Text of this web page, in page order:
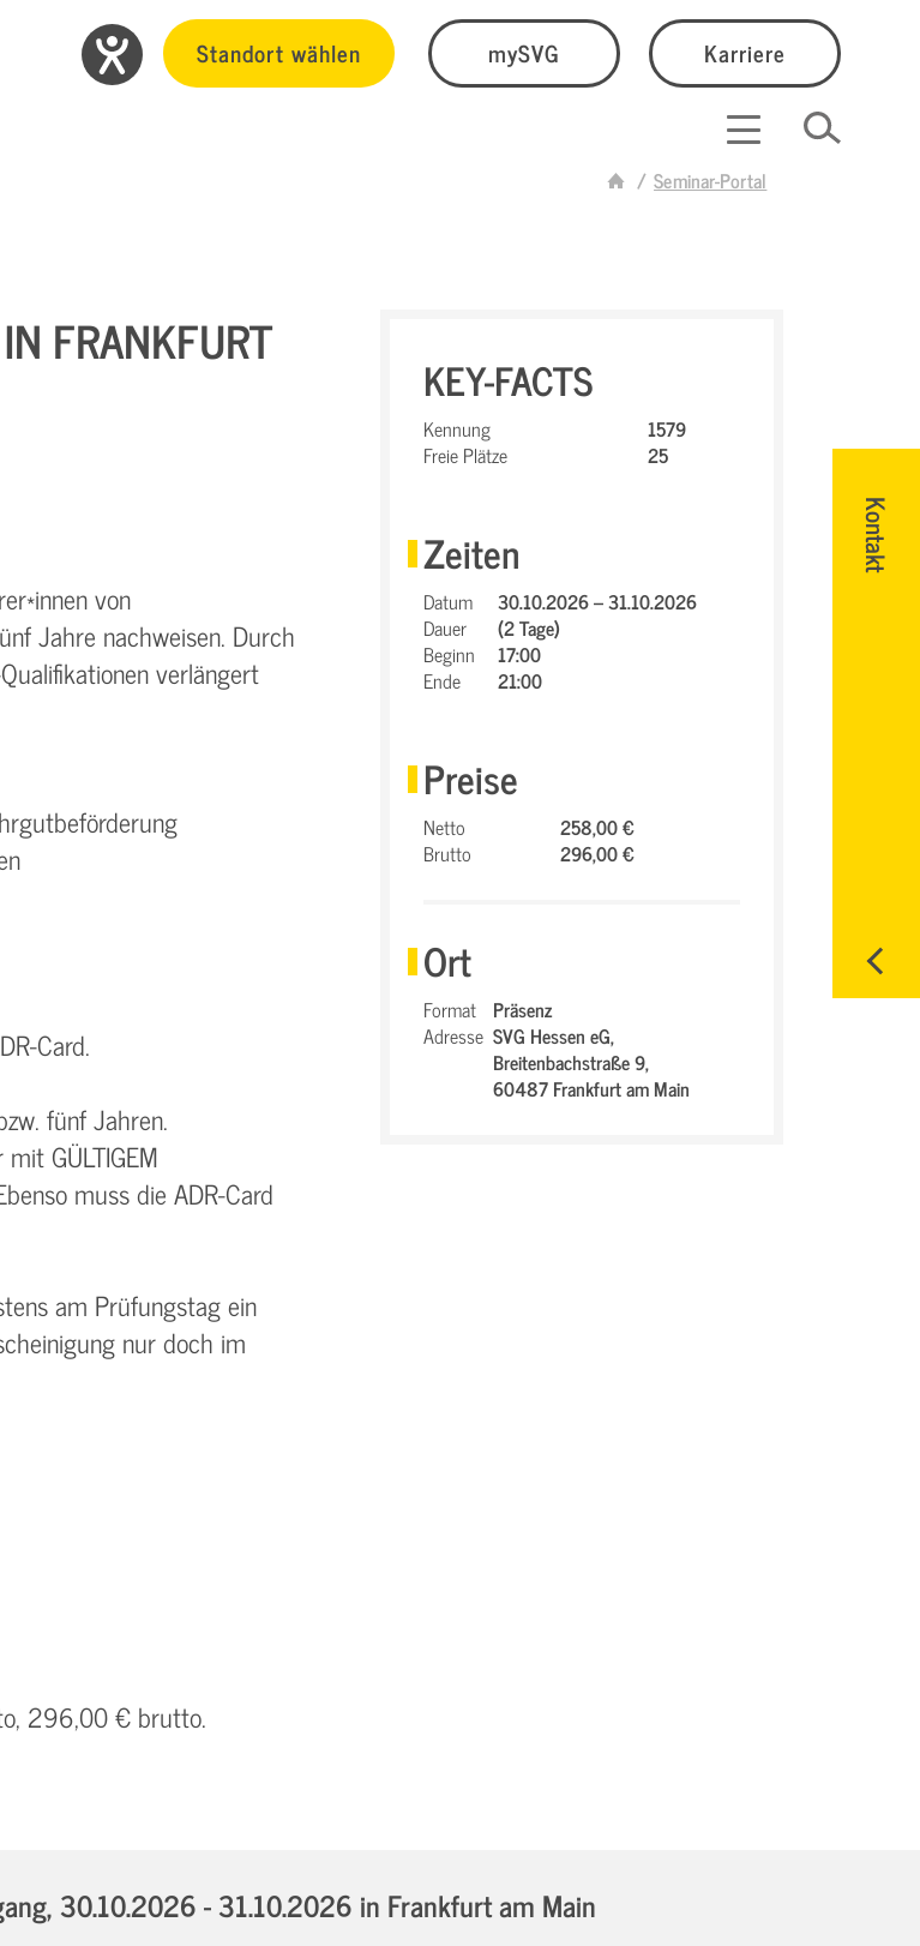
Standort wählen mySVG Karriere
Seminar-Portal
Kontakt
FRANKFURT
von
Jahre nachweisen. Durch
verlängert
Card.
fünf Jahren.
GÜLTIGEM
muss die ADR-Card
am Prüfungstag ein
nur doch im
296,00 € brutto.
KEY-FACTS
Kennung
1579
Freie Plätze
25
Zeiten
Datum
30.10.2026 – 31.10.2026
Dauer
(2 Tage)
Beginn
17:00
Ende
21:00
Preise
Netto
258,00 €
Brutto
296,00 €
Ort
Format Präsenz
Adresse SVG Hessen eG,
Breitenbachstraße 9,
60487 Frankfurt am Main
30.10.2026 - 31.10.2026 in Frankfurt am Main